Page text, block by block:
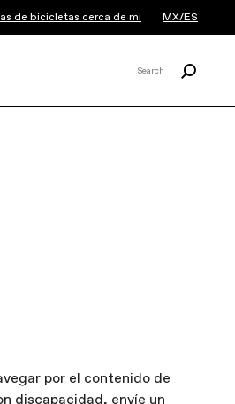
de bicicletas cerca de mi MX/ES
Search
por el contenido de
discapacidad, envíe un